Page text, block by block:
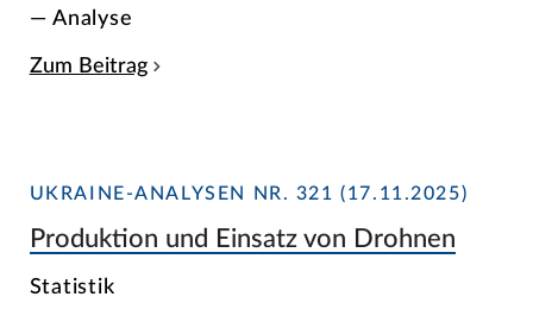
— Analyse
Zum Beitrag
UKRAINE-ANALYSEN NR. 321 (17.11.2025)
Produktion und Einsatz von Drohnen
Statistik